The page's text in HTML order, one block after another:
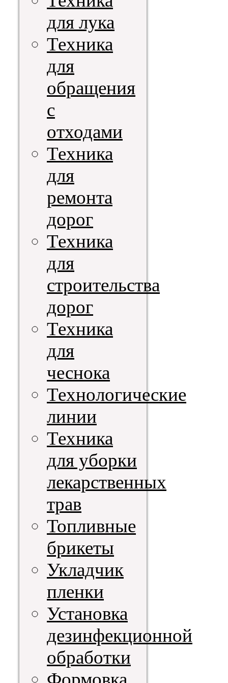
для лука
Техника
для
обращения
с
отходами
Техника
для
ремонта
дорог
Техника
для
строительства
дорог
Техника
для
чеснока
Технологические
линии
Техника
для уборки
лекарственных
трав
Топливные
брикеты
Укладчик
пленки
Установка
дезинфекционной
обработки